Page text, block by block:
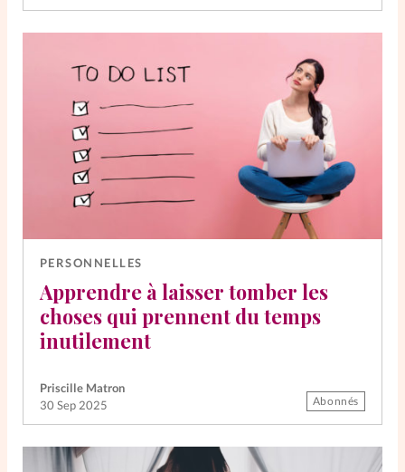
PERSONNELLES
Apprendre à laisser tomber les
choses qui prennent du temps
inutilement
Priscille Matron
30 Sep 2025
Abonnés